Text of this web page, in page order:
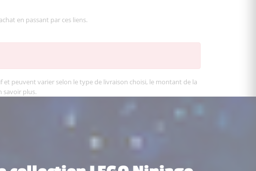
en passant par ces liens.
peuvent varier selon le type de livraison choisi, le montant de la
savoir plus.